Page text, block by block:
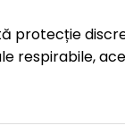
protecție
respirabile,